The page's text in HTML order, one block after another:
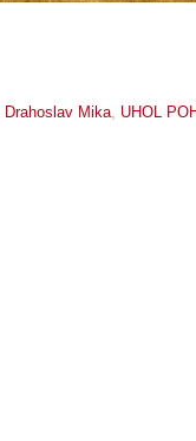
Drahoslav Mika UHOL